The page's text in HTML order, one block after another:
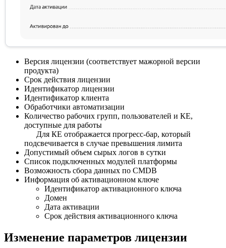
Версия лицензии (соответствует мажорной версии
продукта)
Срок действия лицензии
Идентификатор лицензии
Идентификатор клиента
Обработчики автоматизации
Количество рабочих групп, пользователей и КЕ,
доступные для работы
Для КЕ отображается прогресс‑бар, который
подсвечивается в случае превышения лимита
Допустимый объем сырых логов в сутки
Список подключенных модулей платформы
Возможность сбора данных по CMDB
Информация об активационном ключе
Идентификатор активационного ключа
Домен
Дата активации
Срок действия активационного ключа
Изменение параметров лицензии